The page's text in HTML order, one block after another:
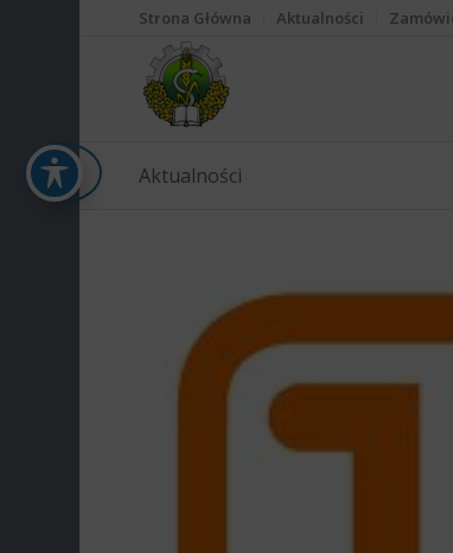
Strona Główna Aktualności
Aktualności